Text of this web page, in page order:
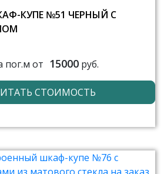
КУПЕ №51 ЧЕРНЫЙ С
пог.м от 15000руб.
СТОИМОСТЬ